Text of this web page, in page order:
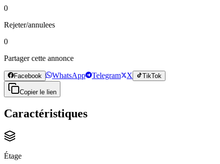
0
Rejeter/annulees
0
Partager cette annonce
Facebook WhatsApp Telegram X TikTok
Copier le lien
Caractéristiques
Étage